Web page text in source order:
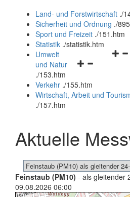
und
schließen
Land- und Forstwirtschaft ./
Sicherheit und Ordnung ./
Sport und Freizeit ./151.htm
Statistik ./statistik.htm
Navigationsmenü
und
schließen
Umwelt
und Natur
./153.htm
Verkehr ./155.htm
Wirtschaft, Arbeit und
./157.htm
Aktuelle
Feinstaub (PM10) - als gleitender
09.08.2026 06:00